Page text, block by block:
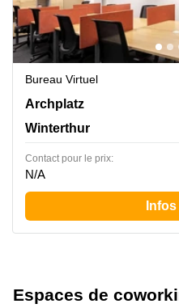
Bureau Virtuel
Archplatz 2,2. Stock,
Archplatz
Winterthur
Contact pour le prix:
N/A
Espaces de